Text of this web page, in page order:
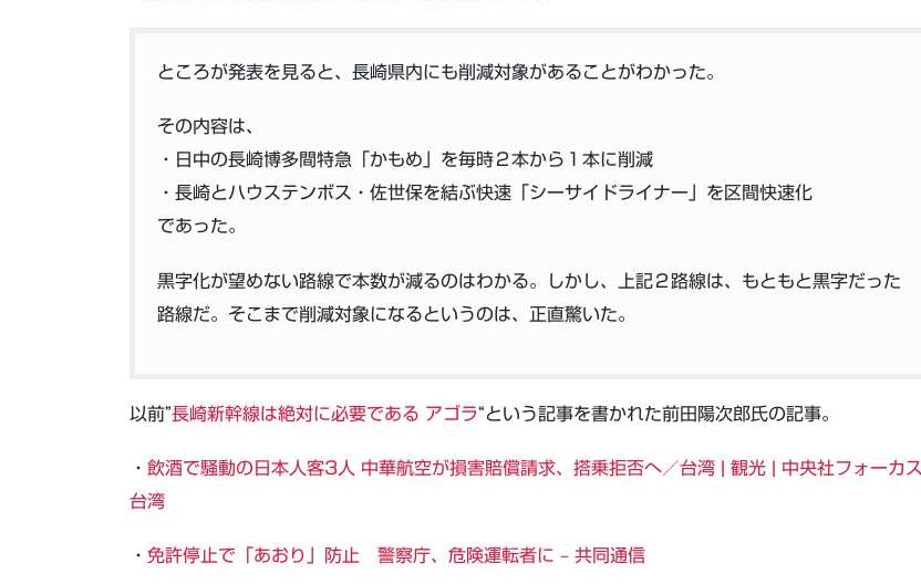
ところが発表を見ると、長崎県内にも削減対象があることがわかった。
その内容は、
・日中の長崎博多間特急「かもめ」を毎時２本から１本に削減
・長崎とハウステンボス・佐世保を結ぶ快速「シーサイドライナー」を区間快速化
であった。
黒字化が望めない路線で本数が減るのはわかる。しかし、上記２路線は、もともと黒字だった
路線だ。そこまで削減対象になるというのは、正直驚いた。
以前”長崎新幹線は絶対に必要である アゴラ“という記事を書かれた前田陽次郎氏の記事。
・ 飲酒で騒動の日本人客3人 中華航空が損害賠償請求、搭乗拒否へ／台湾 | 観光 | 中央社フォーカス
台湾
・ 免許停止で「あおり」防止 警察庁、危険運転者に – 共同通信